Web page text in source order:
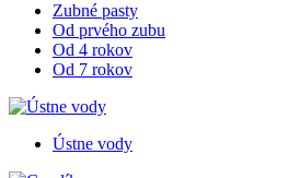
Zubné pasty
Od prvého zubu
Od 4 rokov
Od 7 rokov
Ústne vody